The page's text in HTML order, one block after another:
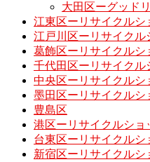
大田区ーグッド
江東区ーリサイクルシ
江戸川区ーリサイクル
葛飾区ーリサイクルシ
千代田区ーリサイクル
中央区ーリサイクルシ
墨田区ーリサイクルシ
豊島区
港区ーリサイクルショ
台東区ーリサイクル
新宿区ーリサイクル